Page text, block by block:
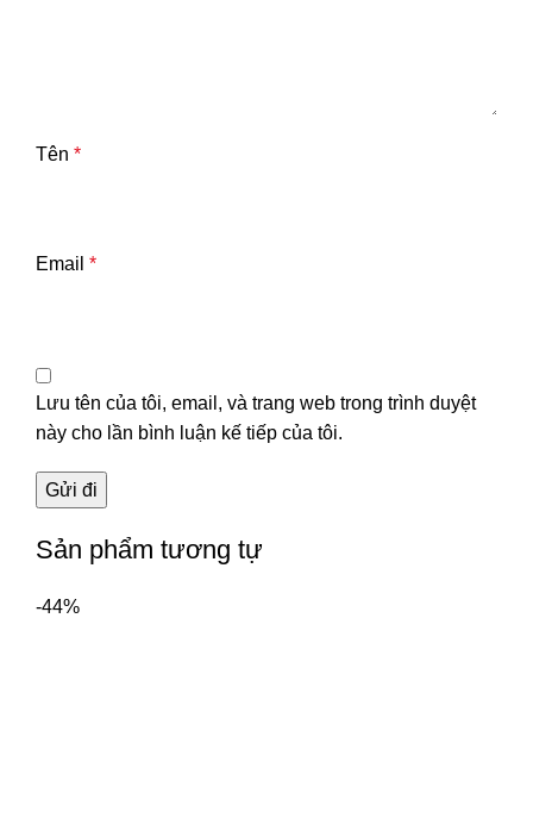
Tên *
Email *
Lưu tên của tôi, email, và trang web trong trình duyệt
này cho lần bình luận kế tiếp của tôi.
Sản phẩm tương tự
-44%